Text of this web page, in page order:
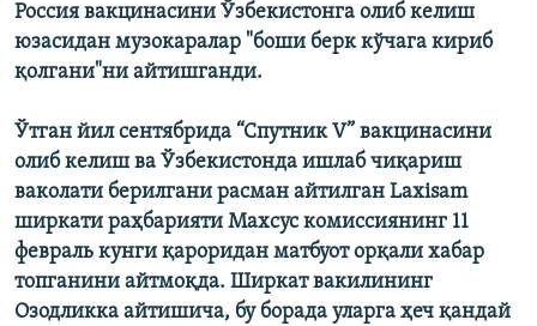
Россия вакцинасини Ўзбекистонга олиб келиш
юзасидан музокаралар "боши берк кўчага кириб
қолгани"ни айтишганди.
Ўтган йил сентябрида “Спутник V” вакцинасини
олиб келиш ва Ўзбекистонда ишлаб чиқариш
ваколати берилгани расман айтилган Laxisam
ширкати раҳбарияти Махсус комиссиянинг 11
февраль кунги қароридан матбуот орқали хабар
топганини айтмоқда. Ширкат вакилининг
Озодликка айтишича, бу борада уларга ҳеч қандай